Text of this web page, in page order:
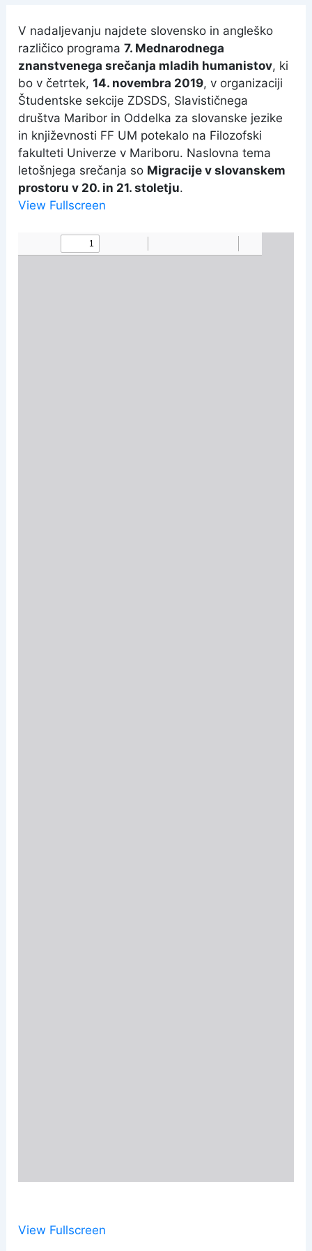
V nadaljevanju najdete slovensko in angleško
različico programa7. Mednarodnega
znanstvenega srečanja mladih humanistov, ki
bo v četrtek,14. novembra 2019, v organizaciji
Študentske sekcije ZDSDS, Slavističnega
društva Maribor in Oddelka za slovanske jezike
in književnosti FF UM potekalo na Filozofski
fakulteti Univerze v Mariboru. Naslovna tema
letošnjega srečanja so Migracije v slovanskem
prostoru v 20. in 21. stoletju.
View Fullscreen
View Fullscreen